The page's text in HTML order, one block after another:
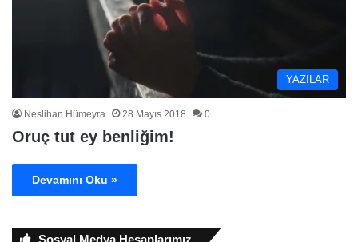
YAZILAR
Neslihan Hümeyra 28 Mayıs 2018 0
Oruç tut ey benliğim!
Devamını Oku »
Sosyal Medya Hesaplarımız